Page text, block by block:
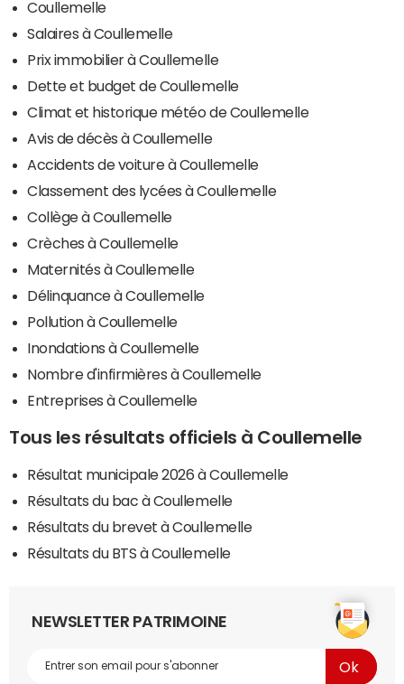
Coullemelle
Salaires à Coullemelle
Prix immobilier à Coullemelle
Dette et budget de Coullemelle
Climat et historique météo de Coullemelle
Avis de décès à Coullemelle
Accidents de voiture à Coullemelle
Classement des lycées à Coullemelle
Collège à Coullemelle
Crèches à Coullemelle
Maternités à Coullemelle
Délinquance à Coullemelle
Pollution à Coullemelle
Inondations à Coullemelle
Nombre d'infirmières à Coullemelle
Entreprises à Coullemelle
Tous les résultats officiels à Coullemelle
Résultat municipale 2026 à Coullemelle
Résultats du bac à Coullemelle
Résultats du brevet à Coullemelle
Résultats du BTS à Coullemelle
NEWSLETTER PATRIMOINE